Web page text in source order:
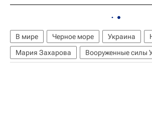
В мире Черное море Украина
Мария Захарова
Вооруженные силы